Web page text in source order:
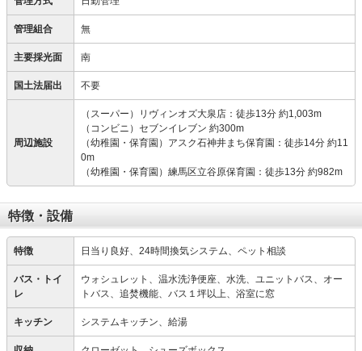
管理組合 無
主要採光面 南
国土法届出 不要
周辺施設
（スーパー）リヴィンオズ大泉店：徒歩13分 約1,003m
（コンビニ）セブンイレブン 約300m
（幼稚園・保育園）アスク石神井まち保育園：徒歩14分 約11
0m
（幼稚園・保育園）練馬区立谷原保育園：徒歩13分 約982m
特徴・設備
特徴 日当り良好、24時間換気システム、ペット相談
バス・トイ
レ
ウォシュレット、温水洗浄便座、水洗、ユニットバス、オー
トバス、追焚機能、バス１坪以上、浴室に窓
キッチン システムキッチン、給湯